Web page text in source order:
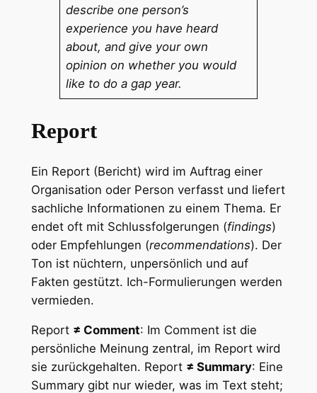
describe one person’s
experience you have heard
about, and give your own
opinion on whether you would
like to do a gap year.
Report
Ein Report (Bericht) wird im Auftrag einer
Organisation oder Person verfasst und liefert
sachliche Informationen zu einem Thema. Er
endet oft mit Schlussfolgerungen (findings)
oder Empfehlungen (recommendations). Der
Ton ist nüchtern, unpersönlich und auf
Fakten gestützt. Ich-Formulierungen werden
vermieden.
Report ≠ Comment: Im Comment ist die
persönliche Meinung zentral, im Report wird
sie zurückgehalten. Report ≠ Summary: Eine
Summary gibt nur wieder, was im Text steht;